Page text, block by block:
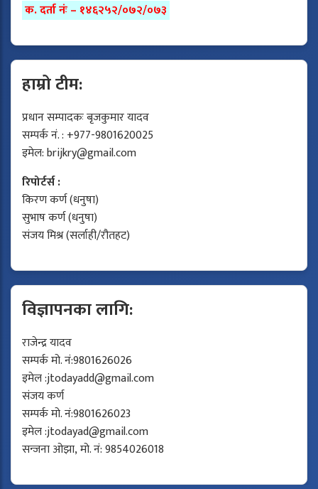
क. दर्ता नंः – १४६२५२/०७२/०७३
हाम्रो टीम:
प्रधान सम्पादकः बृजकुमार यादव
सम्पर्क नं. : +977-9801620025
इमेल:brijkry@gmail.com
रिपोर्टर्स :
किरण कर्ण (धनुषा)
सुभाष कर्ण (धनुषा)
संजय मिश्र (सर्लाही/रौतहट)
विज्ञापनका लागि:
राजेन्द्र यादव
सम्पर्क मो. नं:9801626026
इमेल :jtodayadd@gmail.com
संजय कर्ण
सम्पर्क मो. नं:9801626023
इमेल :jtodayad@gmail.com
सन्जना ओझा, मो. नं: 9854026018